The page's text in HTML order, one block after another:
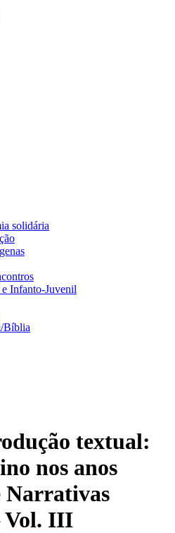
solidária
Infanto-Juvenil
Bíblia
textual:
nos anos
Narrativas
Vol. III